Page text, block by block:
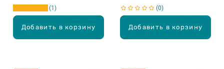
Добавить в корзину
1
Добавить в корзину
0